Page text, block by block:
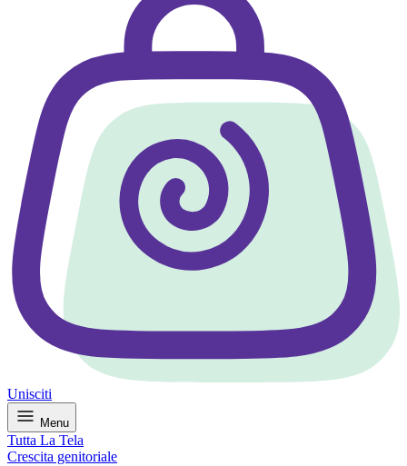
Unisciti
Menu
Tutta La Tela
Crescita genitoriale